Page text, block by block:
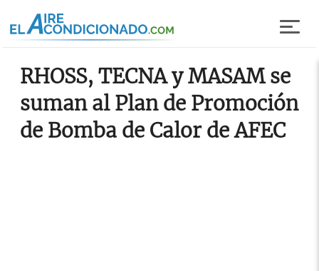
RHOSS, TECNA y MASAM se
suman al Plan de Promoción
de Bomba de Calor de AFEC